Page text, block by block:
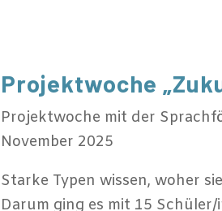
Projektwoche
Projektwoche mit der
November 2025
Starke Typen wissen, woher
Darum ging es mit 15